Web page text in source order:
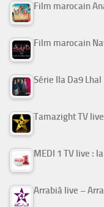
Tamazight TV
MEDI 1 TV live :
Arrabiâ live –